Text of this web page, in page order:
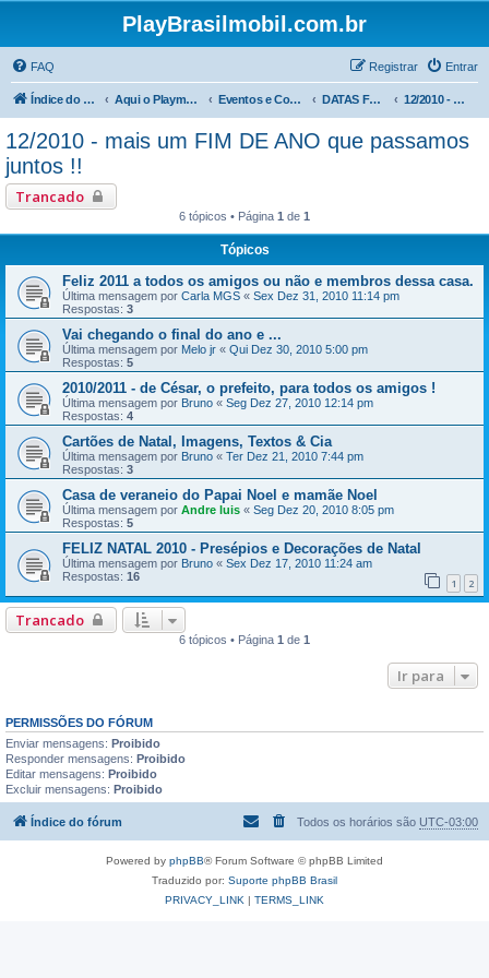
PlayBrasilmobil.com.br
FAQ Entrar
Registrar
Índice do fórum Aqui o Playmobil é notícia ! Eventos e Comemorações DATAS FESTIVAS 12/2010 - mais um FIM DE ANO que passamos juntos !!
12/2010 - mais um FIM DE ANO que passamos
juntos !!
Trancado
6 tópicos • Página 1 de 1
Tópicos
Feliz 2011 a todos os amigos ou não e membros dessa casa.
Última mensagem por Carla MGS « Sex Dez 31, 2010 11:14 pm
Respostas: 3
Vai chegando o final do ano e ...
Última mensagem por Melo jr « Qui Dez 30, 2010 5:00 pm
Respostas: 5
2010/2011 - de César, o prefeito, para todos os amigos !
Última mensagem por Bruno « Seg Dez 27, 2010 12:14 pm
Respostas: 4
Cartões de Natal, Imagens, Textos & Cia
Última mensagem por Bruno « Ter Dez 21, 2010 7:44 pm
Respostas: 3
Casa de veraneio do Papai Noel e mamãe Noel
Última mensagem por Andre luis « Seg Dez 20, 2010 8:05 pm
Respostas: 5
FELIZ NATAL 2010 - Presépios e Decorações de Natal
Última mensagem por Bruno « Sex Dez 17, 2010 11:24 am
Respostas: 16 1 2
Trancado
6 tópicos • Página 1 de 1
Ir para
PERMISSÕES DO FÓRUM
Enviar mensagens: Proibido
Responder mensagens: Proibido
Editar mensagens: Proibido
Excluir mensagens: Proibido
Índice do fórum Todos os horários são UTC-03:00
Powered by phpBB® Forum Software © phpBB Limited
Traduzido por: Suporte phpBB Brasil
PRIVACY_LINK | TERMS_LINK